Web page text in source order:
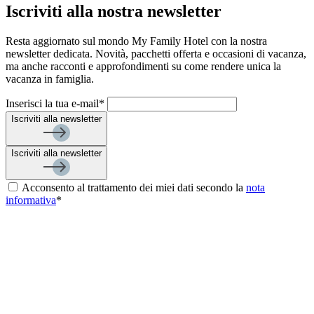
Iscriviti alla nostra newsletter
Resta aggiornato sul mondo My Family Hotel con la nostra
newsletter dedicata. Novità, pacchetti offerta e occasioni di vacanza,
ma anche racconti e approfondimenti su come rendere unica la
vacanza in famiglia.
Inserisci la tua e-mail*
Iscriviti alla newsletter
Iscriviti alla newsletter
Acconsento al trattamento dei miei dati secondo la nota
informativa*